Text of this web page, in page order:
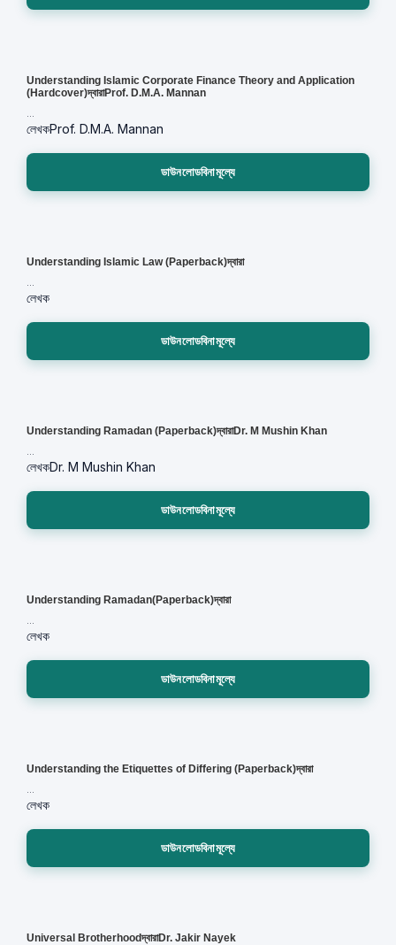
Understanding Islamic Corporate Finance Theory and Application
(Hardcover)দ্বারাProf. D.M.A. Mannan
লেখকProf. D.M.A. Mannan
ডাউনলোডবিনামূল্যে
Understanding Islamic Law (Paperback)দ্বারা
লেখক
ডাউনলোডবিনামূল্যে
Understanding Ramadan (Paperback)দ্বারাDr. M Mushin Khan
লেখকDr. M Mushin Khan
ডাউনলোডবিনামূল্যে
Understanding Ramadan(Paperback)দ্বারা
লেখক
ডাউনলোডবিনামূল্যে
Understanding the Etiquettes of Differing (Paperback)দ্বারা
লেখক
ডাউনলোডবিনামূল্যে
Universal Brotherhoodদ্বারাDr. Jakir Nayek